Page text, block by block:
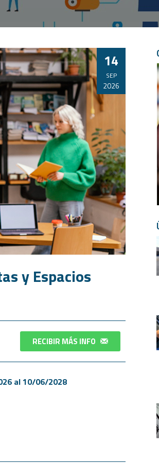
SEP
14
2026
y Espacios
RECIBIR MÁS INFO
al 10/06/2028
CAPTACIÓN DIGITAL PRÁCTICA
PAGE + LEAD MAGNET: CREA TU
DE CAPTACIÓN AUTOMÁTICO